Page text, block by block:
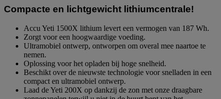
Compacte en lichtgewicht lithiumcentrale!
Accu Yeti 1500X lithium levert een vermogen van 187 Wh.
Zorgt voor een hoogwaardige voeding.
Ultramobiel ontwerp, ontworpen om overal mee naartoe te
nemen.
Oplossing voor het opladen bij hoge snelheid.
Beschikt over de nieuwste technologie voor snelladen in een
compact en ultramobiel ontwerp.
Laad de Yeti 200X op dankzij de zon met onze draagbare